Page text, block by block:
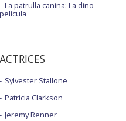
La patrulla canina: La dino
película
Sylvester Stallone
Patricia Clarkson
Jeremy Renner